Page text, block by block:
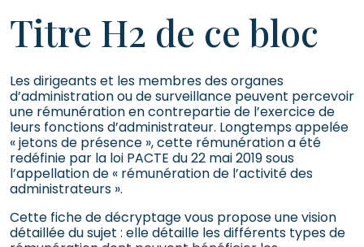
Titre H2 de ce bloc
Les dirigeants et les membres des organes
d’administration ou de surveillance peuvent percevoir
une rémunération en contrepartie de l’exercice de
leurs fonctions d’administrateur. Longtemps appelée
« jetons de présence », cette rémunération a été
redéfinie par la loi PACTE du 22 mai 2019 sous
l’appellation de « rémunération de l’activité des
administrateurs ».
Cette fiche de décryptage vous propose une vision
détaillée du sujet : elle détaille les différents types de